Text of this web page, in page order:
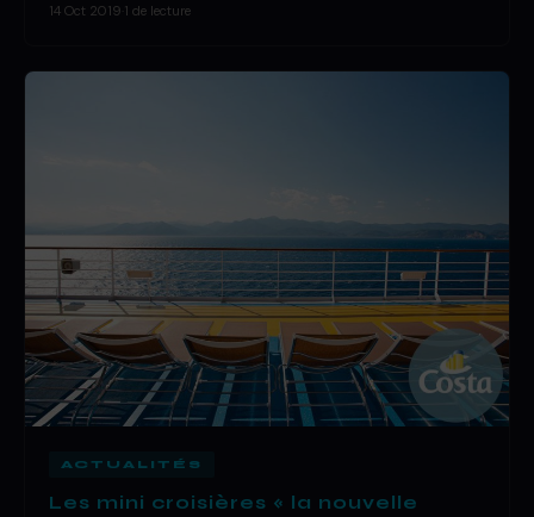
14 Oct 2019 1 de lecture
ACTUALITÉS
Les mini croisières « la nouvelle